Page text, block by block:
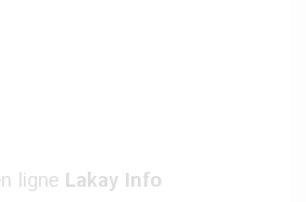
ligne Lakay Info